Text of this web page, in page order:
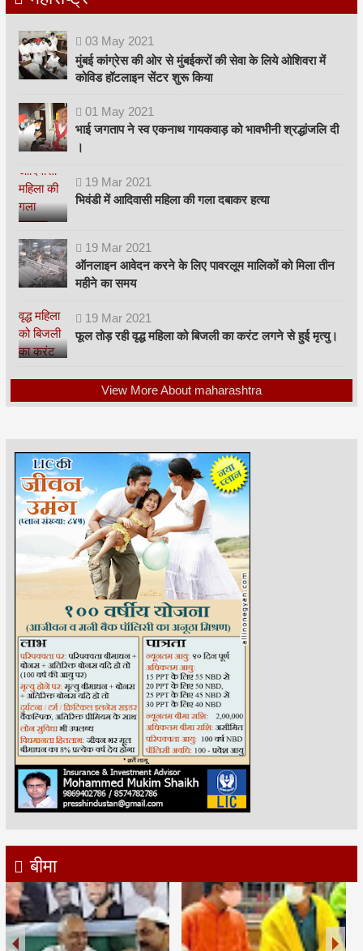
03 May 2021
मुंबई कांग्रेस की ओर से मुंबईकरों की सेवा के लिये ओशिवरा में
कोविड हॉटलाइन सेंटर शुरू किया
01 May 2021
भाई जगताप ने स्व एकनाथ गायकवाड़ को भावभीनी श्रद्धांजलि दी
।
19 Mar 2021
भिवंडी में आदिवासी महिला की गला दबाकर हत्या
19 Mar 2021
ऑनलाइन आवेदन करने के लिए पावरलूम मालिकों को मिला तीन
महीने का समय
19 Mar 2021
फूल तोड़ रही वृद्ध महिला को बिजली का करंट लगने से हुई मृत्यु।
View More About maharashtra
बीमा